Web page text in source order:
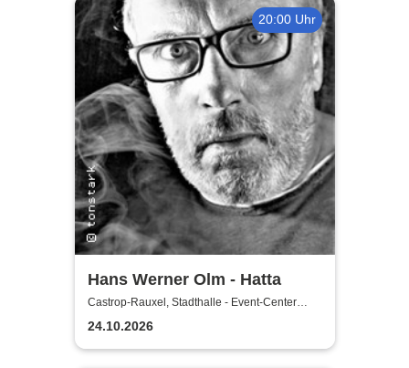
20:00 Uhr
Hans Werner Olm - Hatta
Castrop-Rauxel, Stadthalle - Event-Center
Castrop-Rauxel
24.10.2026